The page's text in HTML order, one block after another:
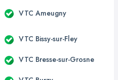
VTC Ameugny
VTC Bissy-sur-Fley
VTC Bresse-sur-Grosne